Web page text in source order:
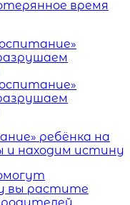
время
ребёнка на
и находим истину